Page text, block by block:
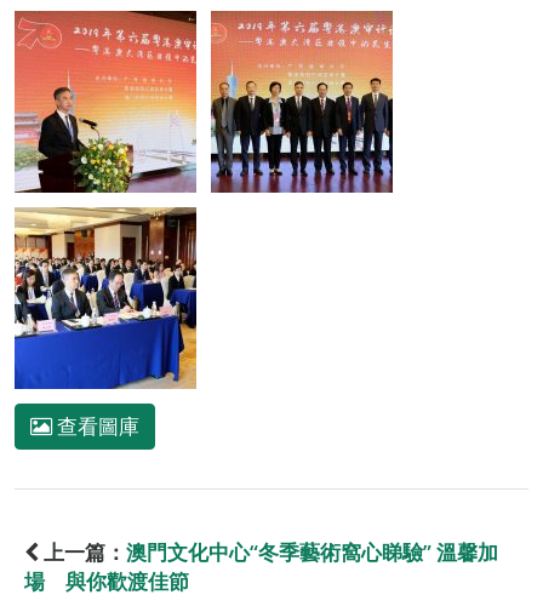
查看圖庫
上一篇： 澳門文化中心“冬季藝術窩心睇驗” 溫馨加
場 與你歡渡佳節